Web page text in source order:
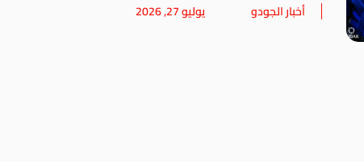
أخبار الجودو يوليو 27, 2026